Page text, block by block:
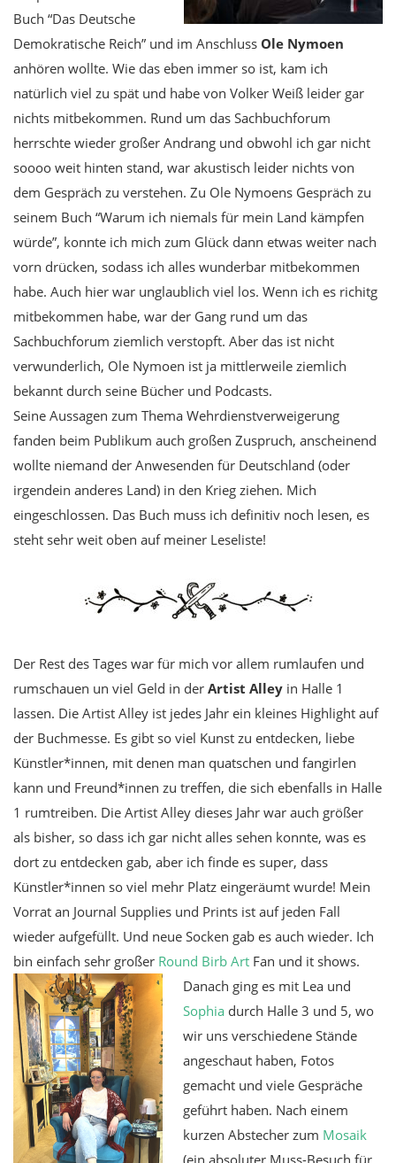
Buch “Das Deutsche
Demokratische Reich” und im Anschluss Ole Nymoen
anhören wollte. Wie das eben immer so ist, kam ich
natürlich viel zu spät und habe von Volker Weiß leider gar
nichts mitbekommen. Rund um das Sachbuchforum
herrschte wieder großer Andrang und obwohl ich gar nicht
soooo weit hinten stand, war akustisch leider nichts von
dem Gespräch zu verstehen. Zu Ole Nymoens Gespräch zu
seinem Buch “Warum ich niemals für mein Land kämpfen
würde”, konnte ich mich zum Glück dann etwas weiter nach
vorn drücken, sodass ich alles wunderbar mitbekommen
habe. Auch hier war unglaublich viel los. Wenn ich es richitg
mitbekommen habe, war der Gang rund um das
Sachbuchforum ziemlich verstopft. Aber das ist nicht
verwunderlich, Ole Nymoen ist ja mittlerweile ziemlich
bekannt durch seine Bücher und Podcasts.
Seine Aussagen zum Thema Wehrdienstverweigerung
fanden beim Publikum auch großen Zuspruch, anscheinend
wollte niemand der Anwesenden für Deutschland (oder
irgendein anderes Land) in den Krieg ziehen. Mich
eingeschlossen. Das Buch muss ich definitiv noch lesen, es
steht sehr weit oben auf meiner Leseliste!
Der Rest des Tages war für mich vor allem rumlaufen und
rumschauen un viel Geld in der Artist Alley in Halle 1
lassen. Die Artist Alley ist jedes Jahr ein kleines Highlight auf
der Buchmesse. Es gibt so viel Kunst zu entdecken, liebe
Künstler*innen, mit denen man quatschen und fangirlen
kann und Freund*innen zu treffen, die sich ebenfalls in Halle
1 rumtreiben. Die Artist Alley dieses Jahr war auch größer
als bisher, so dass ich gar nicht alles sehen konnte, was es
dort zu entdecken gab, aber ich finde es super, dass
Künstler*innen so viel mehr Platz eingeräumt wurde! Mein
Vorrat an Journal Supplies und Prints ist auf jeden Fall
wieder aufgefüllt. Und neue Socken gab es auch wieder. Ich
bin einfach sehr großer Round Birb Art Fan und it shows.
Danach ging es mit Lea und
Sophiadurch Halle 3 und 5, wo
wir uns verschiedene Stände
angeschaut haben, Fotos
gemacht und viele Gespräche
geführt haben. Nach einem
kurzen Abstecher zum Mosaik
(ein absoluter Muss-Besuch für